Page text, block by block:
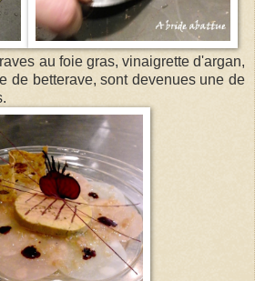
au foie gras, vinaigrette d'argan,
de betterave, sont devenues une de